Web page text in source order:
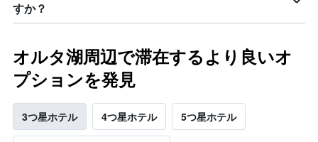
すか？
オルタ湖周辺で滞在するより良いオ
プションを発見
3つ星ホテル 4つ星ホテル 5つ星ホテル